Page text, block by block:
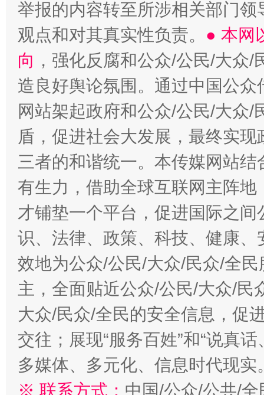
举报的内容转至所涉相关部门
观点和对其真实性负责。 ● 本网
向 ，强化反腐和公众/公民/大众
造良好舆论氛围。通过中国公
网站架起政府和公众/公民/大众
盾，促进社会大发展，最终实
三者的和谐统一。本传媒网站
有生力，借助全球互联网主阵
才铺垫一个平台，促进国际之
识、法律、政策、科技、健康
效地为公众/公民/大众/民众/全
主，全面贴近公众/公民/大众/民
大众/民众/全民的安全信息，促
交往；展现“服务百姓”和“说真
多媒体、多元化、信息时代现实
※ 联系方式： 中国/公众/公共/